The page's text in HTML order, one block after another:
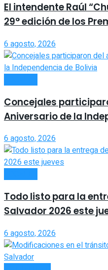
El intendente Raúl
29° edición de los
6 agosto, 2026
Concejales
Aniversario de la
6 agosto, 2026
Todo listo para la
Salvador 2026 este
6 agosto, 2026